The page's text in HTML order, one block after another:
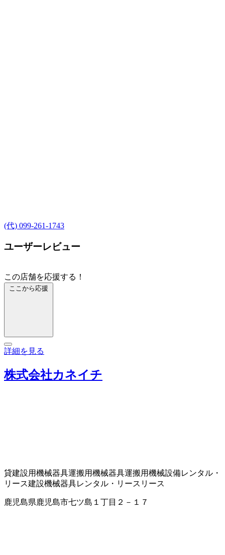
(代) 099-261-1743
ユーザーレビュー
この店舗を応援する！
ここから応援
詳細を見る
株式会社カネイチ
貸建設用機械器具運搬用機械器具運搬用機械設備レンタル・
リース建設機械器具レンタル・リース リース
鹿児島県鹿児島市七ツ島１丁目２－１７